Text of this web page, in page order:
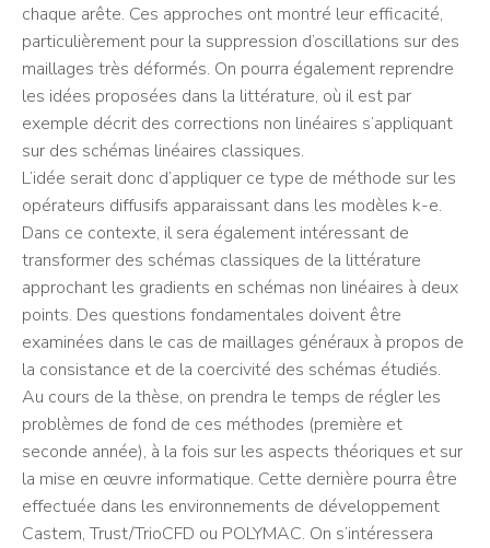
chaque arête. Ces approches ont montré leur efficacité,
particulièrement pour la suppression d’oscillations sur des
maillages très déformés. On pourra également reprendre
les idées proposées dans la littérature, où il est par
exemple décrit des corrections non linéaires s’appliquant
sur des schémas linéaires classiques.
L’idée serait donc d’appliquer ce type de méthode sur les
opérateurs diffusifs apparaissant dans les modèles k-e.
Dans ce contexte, il sera également intéressant de
transformer des schémas classiques de la littérature
approchant les gradients en schémas non linéaires à deux
points. Des questions fondamentales doivent être
examinées dans le cas de maillages généraux à propos de
la consistance et de la coercivité des schémas étudiés.
Au cours de la thèse, on prendra le temps de régler les
problèmes de fond de ces méthodes (première et
seconde année), à la fois sur les aspects théoriques et sur
la mise en œuvre informatique. Cette dernière pourra être
effectuée dans les environnements de développement
Castem, Trust/TrioCFD ou POLYMAC. On s’intéressera